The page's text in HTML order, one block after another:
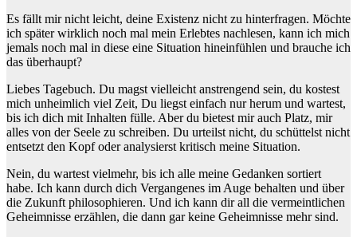
Es fällt mir nicht leicht, deine Existenz nicht zu hinterfragen. Möchte
ich später wirklich noch mal mein Erlebtes nachlesen, kann ich mich
jemals noch mal in diese eine Situation hineinfühlen und brauche ich
das überhaupt?
Liebes Tagebuch. Du magst vielleicht anstrengend sein, du kostest
mich unheimlich viel Zeit, Du liegst einfach nur herum und wartest,
bis ich dich mit Inhalten fülle. Aber du bietest mir auch Platz, mir
alles von der Seele zu schreiben. Du urteilst nicht, du schüttelst nicht
entsetzt den Kopf oder analysierst kritisch meine Situation.
Nein, du wartest vielmehr, bis ich alle meine Gedanken sortiert
habe. Ich kann durch dich Vergangenes im Auge behalten und über
die Zukunft philosophieren. Und ich kann dir all die vermeintlichen
Geheimnisse erzählen, die dann gar keine Geheimnisse mehr sind.